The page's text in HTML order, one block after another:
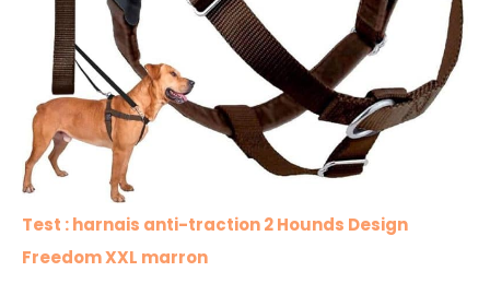
Test : harnais anti-traction 2 Hounds Design
Freedom XXL marron